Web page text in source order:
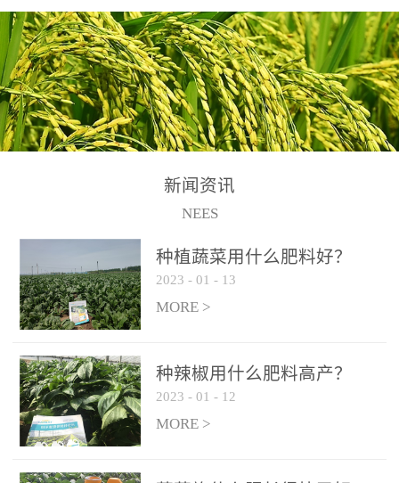
释放并快速补充营养。3、
作为补氮肥使用：30-100
倍喷施，在开花前期、幼
果期及采摘后各施一次，
间隔2-3周喷施一次。4、
作为叶面肥喷施使用：稀
周喷施一次。5、冲施及滴
灌：亩用量2-3公斤，冲施
进水75%后再进肥效果更
佳。
200g，成年树放射状沟
施，每棵用0.5kg-1kg，可
拌肥施，也可拌土施。4、
拌苗床土：每平方米苗床
土用本品1kg-2kg与苗床土
混匀后播种。5、园林盆
土用本品30g-50g追肥或作
底肥。
料【产品剂型】水剂【产
品规格】5kg、20kg【技术
指标】有机质≥200g/L、
N+K2O70g/L、PH:6.5-
8.5、水不溶物≤50g/L【执
行标准】NY/T3831-
(2019)准字15306号【使用
灌及无土栽培和营养液的
配方施肥。1、苗期冲施、
滴灌:3-5kg/亩/次(45-75kg/
公顷/次)。2、花前花后或
生长前期︰冲施、滴灌2.5-
5kg/亩/次配合大量元素水
溶肥一起使用，花芽、花
苞饱满，座果率高。3、幼
料【产品剂型】水剂【产
品规格】5kg、20kg【技术
指标】有机质≥200g/L、
N+K2O70g/L、PH:6.5-
8.5、水不溶物≤50g/L【执
行标准】NY/T3831-
(2019)准字15306号【使用
方法】适合于基施、追
灌及无土栽培和营养液的
配方施肥。1、苗期冲施、
5kg/亩/次配合大量元素水
新闻资讯
NEES
种植蔬菜用什么肥料好？
2023 - 01 - 13
MORE >
种辣椒用什么肥料高产？
2023 - 01 - 12
MORE >